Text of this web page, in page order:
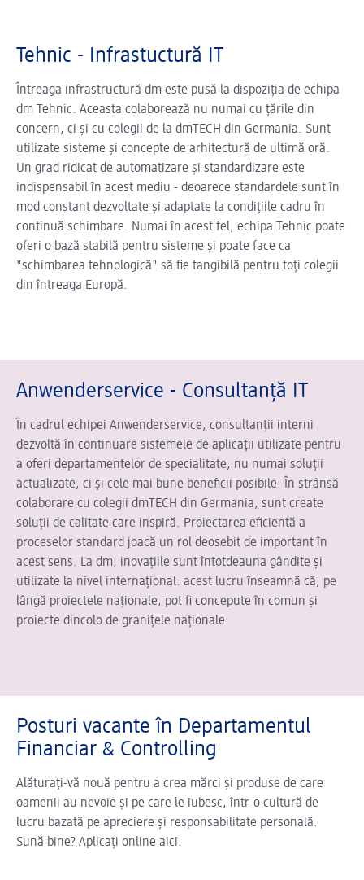
Tehnic - Infrastuctură IT
Întreaga infrastructură dm este pusă la dispoziția de echipa
dm Tehnic. Aceasta colaborează nu numai cu țările din
concern, ci și cu colegii de la dmTECH din Germania. Sunt
utilizate sisteme și concepte de arhitectură de ultimă oră.
Un grad ridicat de automatizare și standardizare este
indispensabil în acest mediu - deoarece standardele sunt în
mod constant dezvoltate și adaptate la condițiile cadru în
continuă schimbare. Numai în acest fel, echipa Tehnic poate
oferi o bază stabilă pentru sisteme și poate face ca
"schimbarea tehnologică" să fie tangibilă pentru toți colegii
din întreaga Europă.
Anwenderservice - Consultanță IT
În cadrul echipei Anwenderservice, consultanții interni
dezvoltă în continuare sistemele de aplicații utilizate pentru
a oferi departamentelor de specialitate, nu numai soluții
actualizate, ci și cele mai bune beneficii posibile. În strânsă
colaborare cu colegii dmTECH din Germania, sunt create
soluții de calitate care inspiră. Proiectarea eficientă a
proceselor standard joacă un rol deosebit de important în
acest sens. La dm, inovațiile sunt întotdeauna gândite și
utilizate la nivel internațional: acest lucru înseamnă că, pe
lângă proiectele naționale, pot fi concepute în comun și
proiecte dincolo de granițele naționale.
Posturi vacante în Departamentul
Financiar & Controlling
Alăturați-vă nouă pentru a crea mărci și produse de care
oamenii au nevoie și pe care le iubesc, într-o cultură de
lucru bazată pe apreciere și responsabilitate personală.
Sună bine? Aplicați online aici.